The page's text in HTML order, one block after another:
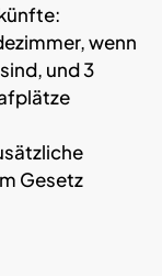
wenn
und 3
Gesetz